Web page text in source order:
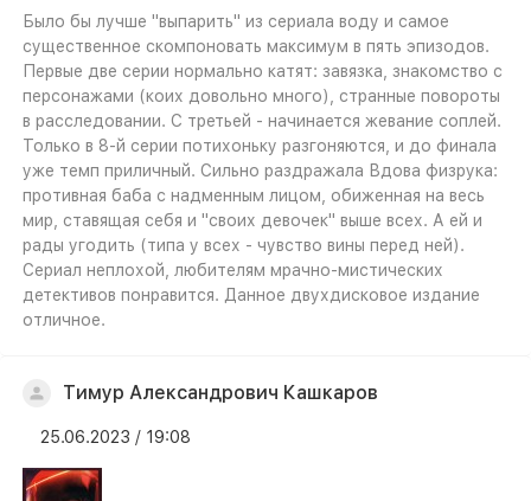
Было бы лучше "выпарить" из сериала воду и самое
существенное скомпоновать максимум в пять эпизодов.
Первые две серии нормально катят: завязка, знакомство с
персонажами (коих довольно много), странные повороты
в расследовании. С третьей - начинается жевание соплей.
Только в 8-й серии потихоньку разгоняются, и до финала
уже темп приличный. Сильно раздражала Вдова физрука:
противная баба с надменным лицом, обиженная на весь
мир, ставящая себя и "своих девочек" выше всех. А ей и
рады угодить (типа у всех - чувство вины перед ней).
Сериал неплохой, любителям мрачно-мистических
детективов понравится. Данное двухдисковое издание
отличное.
Тимур Александрович Кашкаров
25.06.2023 / 19:08